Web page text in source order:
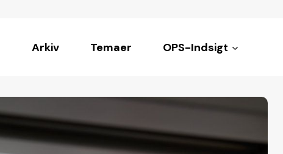
Arkiv Temaer OPS-Indsigt